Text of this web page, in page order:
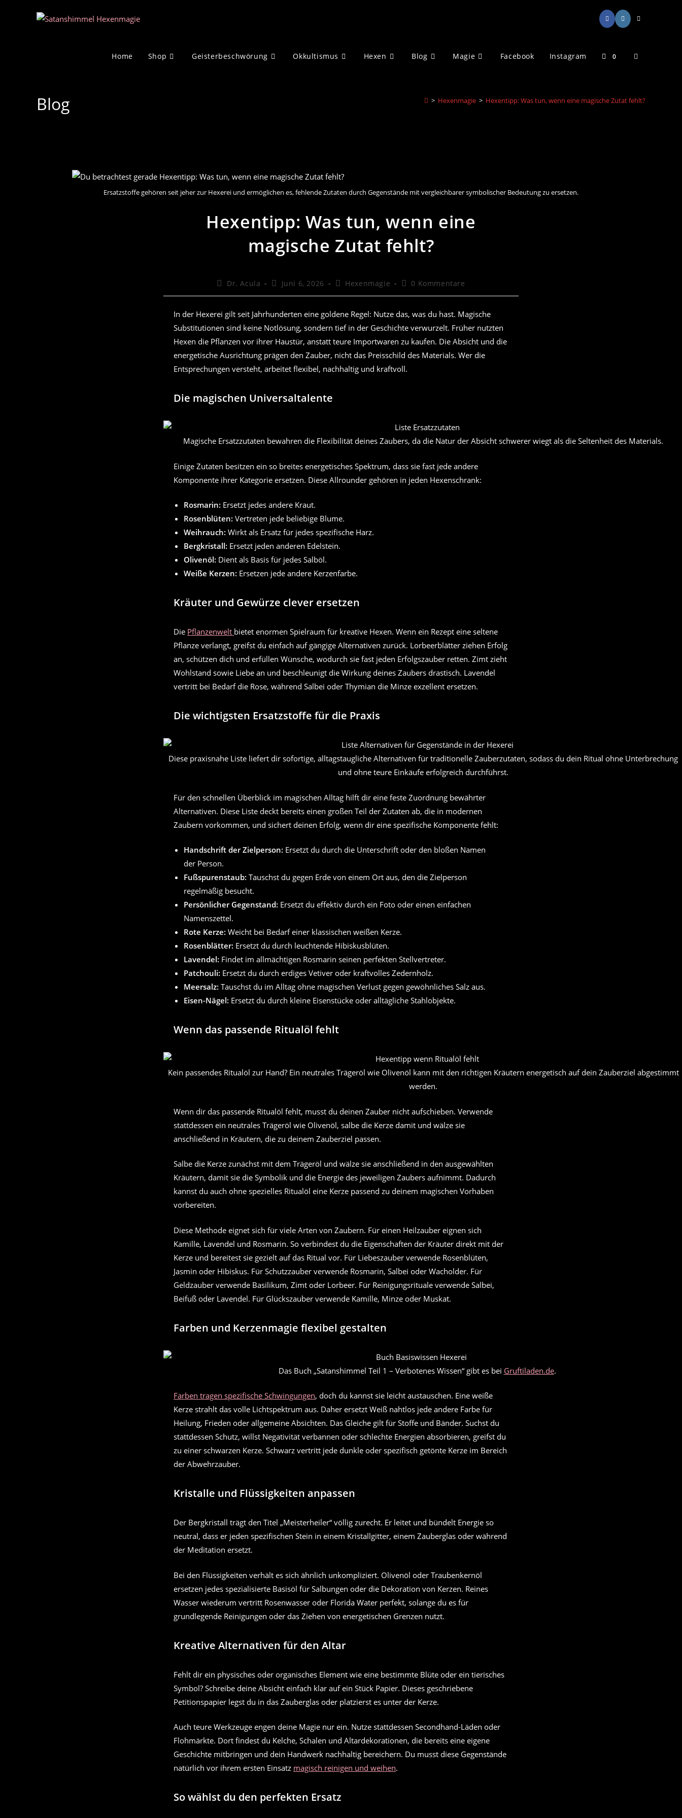
Home Shop Geisterbeschwörung Okkultismus Hexen Blog Magie Facebook Instagram 0 Website-
Blog > Hexenmagie > Hexentipp: Was tun, wenn eine magische Zutat fehlt?
Ersatzstoffe gehören seit jeher zur Hexerei und ermöglichen es, fehlende Zutaten durch Gegenstände mit vergleichbarer symbolischer Bedeutung zu ersetzen.
Hexentipp: Was tun, wenn eine
magische Zutat fehlt?
Beitrags-
Dr. Acula
Beitrag
Juni 6, 2026
Beitrags-
Hexenmagie
Beitrags-
0 Kommentare
In der Hexerei gilt seit Jahrhunderten eine goldene Regel: Nutze das, was du hast. Magische
Substitutionen sind keine Notlösung, sondern tief in der Geschichte verwurzelt. Früher nutzten
Hexen die Pflanzen vor ihrer Haustür, anstatt teure Importwaren zu kaufen. Die Absicht und die
energetische Ausrichtung prägen den Zauber, nicht das Preisschild des Materials. Wer die
Entsprechungen versteht, arbeitet flexibel, nachhaltig und kraftvoll.
Die magischen Universaltalente
Magische Ersatzzutaten bewahren die Flexibilität deines Zaubers, da die Natur der Absicht schwerer wiegt als die Seltenheit des Materials.
Einige Zutaten besitzen ein so breites energetisches Spektrum, dass sie fast jede andere
Komponente ihrer Kategorie ersetzen. Diese Allrounder gehören in jeden Hexenschrank:
Rosmarin: Ersetzt jedes andere Kraut.
Rosenblüten: Vertreten jede beliebige Blume.
Weihrauch: Wirkt als Ersatz für jedes spezifische Harz.
Bergkristall: Ersetzt jeden anderen Edelstein.
Olivenöl: Dient als Basis für jedes Salböl.
Weiße Kerzen: Ersetzen jede andere Kerzenfarbe.
Kräuter und Gewürze clever ersetzen
Die Pflanzenwelt bietet enormen Spielraum für kreative Hexen. Wenn ein Rezept eine seltene
Pflanze verlangt, greifst du einfach auf gängige Alternativen zurück. Lorbeerblätter ziehen Erfolg
an, schützen dich und erfüllen Wünsche, wodurch sie fast jeden Erfolgszauber retten. Zimt zieht
Wohlstand sowie Liebe an und beschleunigt die Wirkung deines Zaubers drastisch. Lavendel
vertritt bei Bedarf die Rose, während Salbei oder Thymian die Minze exzellent ersetzen.
Die wichtigsten Ersatzstoffe für die Praxis
Diese praxisnahe Liste liefert dir sofortige, alltagstaugliche Alternativen für traditionelle Zauberzutaten, sodass du dein Ritual ohne Unterbrechung
und ohne teure Einkäufe erfolgreich durchführst.
Für den schnellen Überblick im magischen Alltag hilft dir eine feste Zuordnung bewährter
Alternativen. Diese Liste deckt bereits einen großen Teil der Zutaten ab, die in modernen
Zaubern vorkommen, und sichert deinen Erfolg, wenn dir eine spezifische Komponente fehlt:
Handschrift der Zielperson: Ersetzt du durch die Unterschrift oder den bloßen Namen
der Person.
Fußspurenstaub: Tauschst du gegen Erde von einem Ort aus, den die Zielperson
regelmäßig besucht.
Persönlicher Gegenstand: Ersetzt du effektiv durch ein Foto oder einen einfachen
Namenszettel.
Rote Kerze: Weicht bei Bedarf einer klassischen weißen Kerze.
Rosenblätter: Ersetzt du durch leuchtende Hibiskusblüten.
Lavendel: Findet im allmächtigen Rosmarin seinen perfekten Stellvertreter.
Patchouli: Ersetzt du durch erdiges Vetiver oder kraftvolles Zedernholz.
Meersalz: Tauschst du im Alltag ohne magischen Verlust gegen gewöhnliches Salz aus.
Eisen-Nägel: Ersetzt du durch kleine Eisenstücke oder alltägliche Stahlobjekte.
Wenn das passende Ritualöl fehlt
Kein passendes Ritualöl zur Hand? Ein neutrales Trägeröl wie Olivenöl kann mit den richtigen Kräutern energetisch auf dein Zauberziel abgestimmt
werden.
Wenn dir das passende Ritualöl fehlt, musst du deinen Zauber nicht aufschieben. Verwende
stattdessen ein neutrales Trägeröl wie Olivenöl, salbe die Kerze damit und wälze sie
anschließend in Kräutern, die zu deinem Zauberziel passen.
Salbe die Kerze zunächst mit dem Trägeröl und wälze sie anschließend in den ausgewählten
Kräutern, damit sie die Symbolik und die Energie des jeweiligen Zaubers aufnimmt. Dadurch
kannst du auch ohne spezielles Ritualöl eine Kerze passend zu deinem magischen Vorhaben
vorbereiten.
Diese Methode eignet sich für viele Arten von Zaubern. Für einen Heilzauber eignen sich
Kamille, Lavendel und Rosmarin. So verbindest du die Eigenschaften der Kräuter direkt mit der
Kerze und bereitest sie gezielt auf das Ritual vor. Für Liebeszauber verwende Rosenblüten,
Jasmin oder Hibiskus. Für Schutzzauber verwende Rosmarin, Salbei oder Wacholder. Für
Geldzauber verwende Basilikum, Zimt oder Lorbeer. Für Reinigungsrituale verwende Salbei,
Beifuß oder Lavendel. Für Glückszauber verwende Kamille, Minze oder Muskat.
Farben und Kerzenmagie flexibel gestalten
Das Buch „Satanshimmel Teil 1 – Verbotenes Wissen“ gibt es bei Gruftiladen.de.
Farben tragen spezifische Schwingungen, doch du kannst sie leicht austauschen. Eine weiße
Kerze strahlt das volle Lichtspektrum aus. Daher ersetzt Weiß nahtlos jede andere Farbe für
Heilung, Frieden oder allgemeine Absichten. Das Gleiche gilt für Stoffe und Bänder. Suchst du
stattdessen Schutz, willst Negativität verbannen oder schlechte Energien absorbieren, greifst du
zu einer schwarzen Kerze. Schwarz vertritt jede dunkle oder spezifisch getönte Kerze im Bereich
der Abwehrzauber.
Kristalle und Flüssigkeiten anpassen
Der Bergkristall trägt den Titel „Meisterheiler“ völlig zurecht. Er leitet und bündelt Energie so
neutral, dass er jeden spezifischen Stein in einem Kristallgitter, einem Zauberglas oder während
der Meditation ersetzt.
Bei den Flüssigkeiten verhält es sich ähnlich unkompliziert. Olivenöl oder Traubenkernöl
ersetzen jedes spezialisierte Basisöl für Salbungen oder die Dekoration von Kerzen. Reines
Wasser wiederum vertritt Rosenwasser oder Florida Water perfekt, solange du es für
grundlegende Reinigungen oder das Ziehen von energetischen Grenzen nutzt.
Kreative Alternativen für den Altar
Fehlt dir ein physisches oder organisches Element wie eine bestimmte Blüte oder ein tierisches
Symbol? Schreibe deine Absicht einfach klar auf ein Stück Papier. Dieses geschriebene
Petitionspapier legst du in das Zauberglas oder platzierst es unter der Kerze.
Auch teure Werkzeuge engen deine Magie nur ein. Nutze stattdessen Secondhand-Läden oder
Flohmärkte. Dort findest du Kelche, Schalen und Altardekorationen, die bereits eine eigene
Geschichte mitbringen und dein Handwerk nachhaltig bereichern. Du musst diese Gegenstände
natürlich vor ihrem ersten Einsatz magisch reinigen und weihen.
So wählst du den perfekten Ersatz